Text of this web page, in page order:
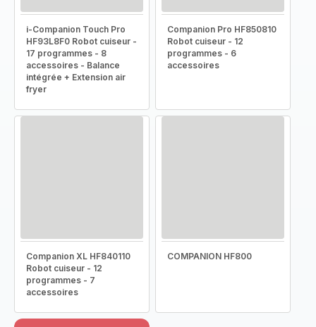
i-Companion Touch Pro
HF93L8F0 Robot cuiseur -
17 programmes - 8
accessoires - Balance
intégrée + Extension air
fryer
Companion Pro HF850810
Robot cuiseur - 12
programmes - 6
accessoires
Companion XL HF840110
Robot cuiseur - 12
programmes - 7
accessoires
COMPANION HF800